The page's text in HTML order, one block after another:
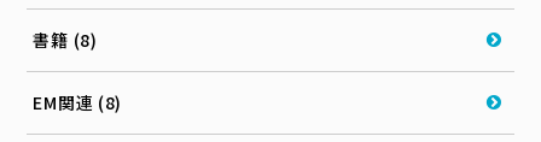
書籍 (8)
EM関連 (8)